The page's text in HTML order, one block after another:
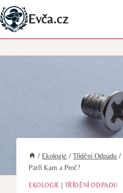
Přeskočit
na
obsah
Evča.cz
/ Ekologie / Třídění Odpadu /
Patří Kam a Proč?
EKOLOGIE TŘÍDĚNÍ ODPADU